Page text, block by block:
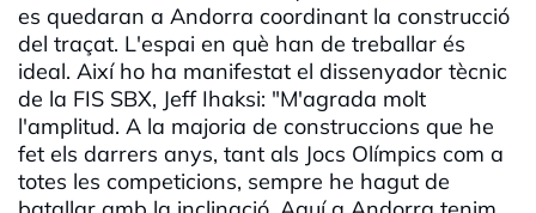
es quedaran a Andorra coordinant la construcció
del traçat. L'espai en què han de treballar és
ideal. Així ho ha manifestat el dissenyador tècnic
de la FIS SBX, Jeff Ihaksi: "M'agrada molt
l'amplitud. A la majoria de construccions que he
fet els darrers anys, tant als Jocs Olímpics com a
totes les competicions, sempre he hagut de